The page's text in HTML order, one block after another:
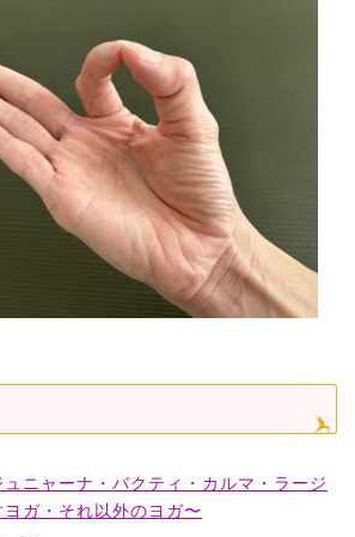
ニャーナ・バクティ・カルマ・ラージ
ガ・それ以外のヨガ〜